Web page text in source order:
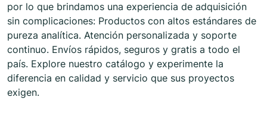
por lo que brindamos una experiencia de adquisición
sin complicaciones: Productos con altos estándares de
pureza analítica. Atención personalizada y soporte
continuo. Envíos rápidos, seguros y gratis a todo el
país. Explore nuestro catálogo y experimente la
diferencia en calidad y servicio que sus proyectos
exigen.